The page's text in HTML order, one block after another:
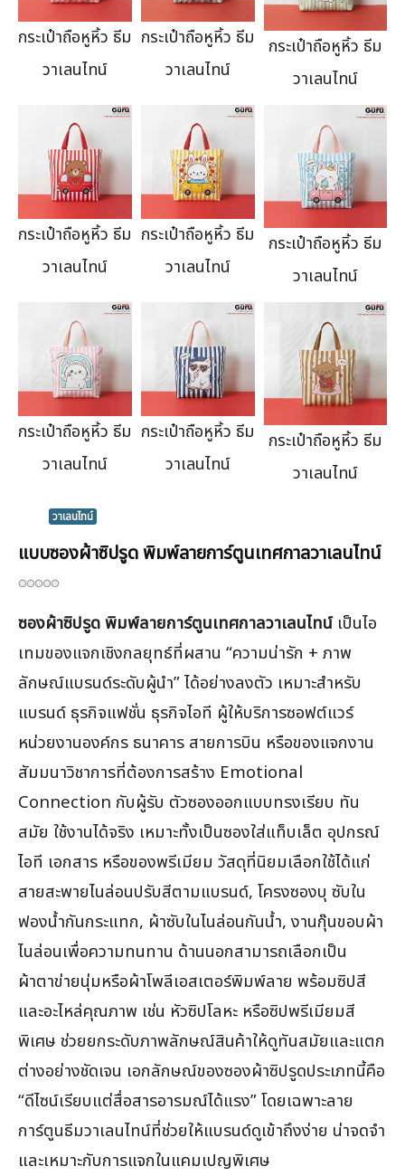
กระเป๋าถือหูหิ้ว ธีม
วาเลนไทน์
กระเป๋าถือหูหิ้ว ธีม
วาเลนไทน์
กระเป๋าถือหูหิ้ว ธีม
วาเลนไทน์
กระเป๋าถือหูหิ้ว ธีม
วาเลนไทน์
กระเป๋าถือหูหิ้ว ธีม
วาเลนไทน์
กระเป๋าถือหูหิ้ว ธีม
วาเลนไทน์
กระเป๋าถือหูหิ้ว ธีม
วาเลนไทน์
กระเป๋าถือหูหิ้ว ธีม
วาเลนไทน์
กระเป๋าถือหูหิ้ว ธีม
วาเลนไทน์
วาเลนไทน์
แบบซองผ้าซิปรูด พิมพ์ลายการ์ตูนเทศกาลวาเลนไทน์
ซองผ้าซิปรูด พิมพ์ลายการ์ตูนเทศกาลวาเลนไทน์เป็นไอ
เทมของแจกเชิงกลยุทธ์ที่ผสาน “ความน่ารัก + ภาพ
ลักษณ์แบรนด์ระดับผู้นำ” ได้อย่างลงตัว เหมาะสำหรับ
แบรนด์ ธุรกิจแฟชั่น ธุรกิจไอที ผู้ให้บริการซอฟต์แวร์
หน่วยงานองค์กร ธนาคาร สายการบิน หรือของแจกงาน
สัมมนาวิชาการที่ต้องการสร้าง Emotional
Connection กับผู้รับ ตัวซองออกแบบทรงเรียบ ทัน
สมัย ใช้งานได้จริง เหมาะทั้งเป็นซองใส่แท็บเล็ต อุปกรณ์
ไอที เอกสาร หรือของพรีเมียม วัสดุที่นิยมเลือกใช้ได้แก่
สายสะพายไนล่อนปรับสีตามแบรนด์, โครงซองบุ ซับใน
ฟองน้ำกันกระแทก, ผ้าซับในไนล่อนกันน้ำ, งานกุ๊นขอบผ้า
ไนล่อนเพื่อความทนทาน ด้านนอกสามารถเลือกเป็น
ผ้าตาข่ายนุ่มหรือผ้าโพลีเอสเตอร์พิมพ์ลาย พร้อมซิปสี
และอะไหล่คุณภาพ เช่น หัวซิปโลหะ หรือซิปพรีเมียมสี
พิเศษ ช่วยยกระดับภาพลักษณ์สินค้าให้ดูทันสมัยและแตก
ต่างอย่างชัดเจน เอกลักษณ์ของซองผ้าซิปรูดประเภทนี้คือ
“ดีไซน์เรียบแต่สื่อสารอารมณ์ได้แรง” โดยเฉพาะลาย
การ์ตูนธีมวาเลนไทน์ที่ช่วยให้แบรนด์ดูเข้าถึงง่าย น่าจดจำ
และเหมาะกับการแจกในแคมเปญพิเศษ